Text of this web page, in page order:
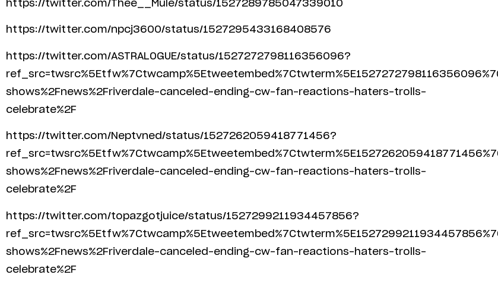
https://twitter.com/Thee__Mule/status/1527289785047339010
https://twitter.com/npcj3600/status/1527295433168408576
https://twitter.com/ASTRAL0GUE/status/1527272798116356096?
shows%2Fnews%2Friverdale-canceled-ending-cw-fan-reactions-haters-trolls-
celebrate%2F
https://twitter.com/Neptvned/status/1527262059418771456?
shows%2Fnews%2Friverdale-canceled-ending-cw-fan-reactions-haters-trolls-
celebrate%2F
https://twitter.com/topazgotjuice/status/1527299211934457856?
shows%2Fnews%2Friverdale-canceled-ending-cw-fan-reactions-haters-trolls-
celebrate%2F